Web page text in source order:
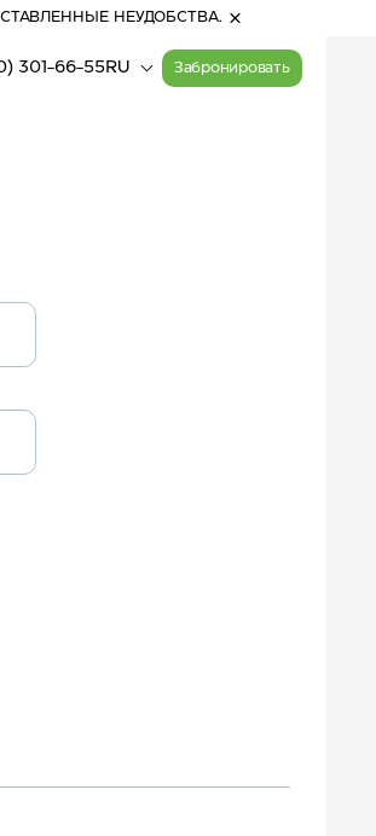
НЕУДОБСТВА.
301-66-55RU Забронировать